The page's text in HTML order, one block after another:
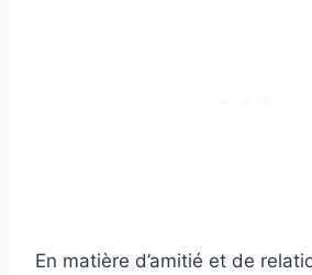
En matière d’amitié et de